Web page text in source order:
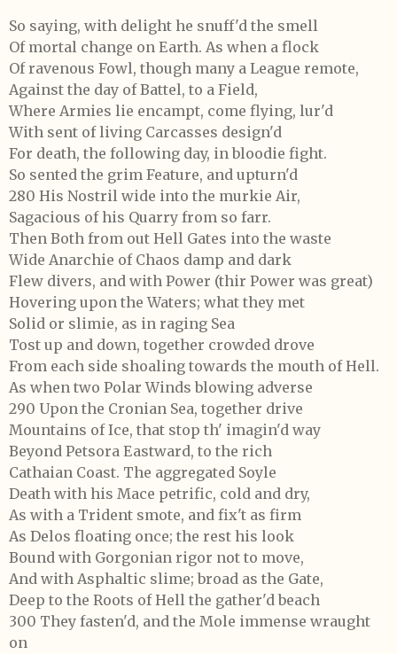
So saying, with delight he snuff'd the smell
Of mortal change on Earth. As when a flock
Of ravenous Fowl, though many a League remote,
Against the day of Battel, to a Field,
Where Armies lie encampt, come flying, lur'd
With sent of living Carcasses design'd
For death, the following day, in bloodie fight.
So sented the grim Feature, and upturn'd
280 His Nostril wide into the murkie Air,
Sagacious of his Quarry from so farr.
Then Both from out Hell Gates into the waste
Wide Anarchie of Chaos damp and dark
Flew divers, and with Power (thir Power was great)
Hovering upon the Waters; what they met
Solid or slimie, as in raging Sea
Tost up and down, together crowded drove
From each side shoaling towards the mouth of Hell.
As when two Polar Winds blowing adverse
290 Upon the Cronian Sea, together drive
Mountains of Ice, that stop th' imagin'd way
Beyond Petsora Eastward, to the rich
Cathaian Coast. The aggregated Soyle
Death with his Mace petrific, cold and dry,
As with a Trident smote, and fix't as firm
As Delos floating once; the rest his look
Bound with Gorgonian rigor not to move,
And with Asphaltic slime; broad as the Gate,
Deep to the Roots of Hell the gather'd beach
300 They fasten'd, and the Mole immense wraught
on